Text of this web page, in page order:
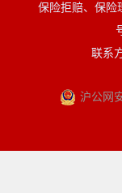
保险拒赔、保险
联系
沪公网